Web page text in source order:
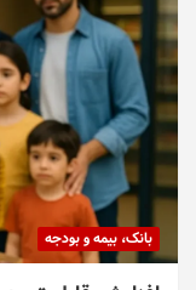
بانک، بیمه و بودجه